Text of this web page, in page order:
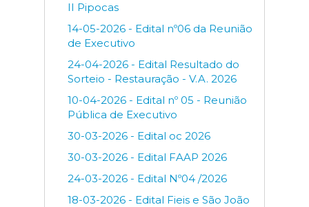
II Pipocas
14-05-2026 - Edital nº06 da Reunião
de Executivo
24-04-2026 - Edital Resultado do
Sorteio - Restauração - V.A. 2026
10-04-2026 - Edital nº 05 - Reunião
Pública de Executivo
30-03-2026 - Edital oc 2026
30-03-2026 - Edital FAAP 2026
24-03-2026 - Edital Nº04 /2026
18-03-2026 - Edital Fieis e São João